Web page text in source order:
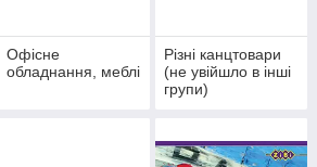
Офісне
обладнання, меблі
Різні канцтовари
(не увійшло в інші
групи)